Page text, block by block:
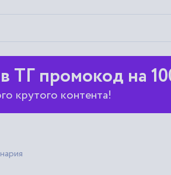
ТГ промокод на
крутого контента!